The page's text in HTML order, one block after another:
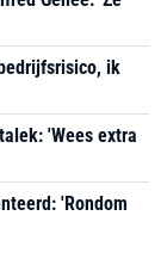
ik
'Wees extra
'Rondom